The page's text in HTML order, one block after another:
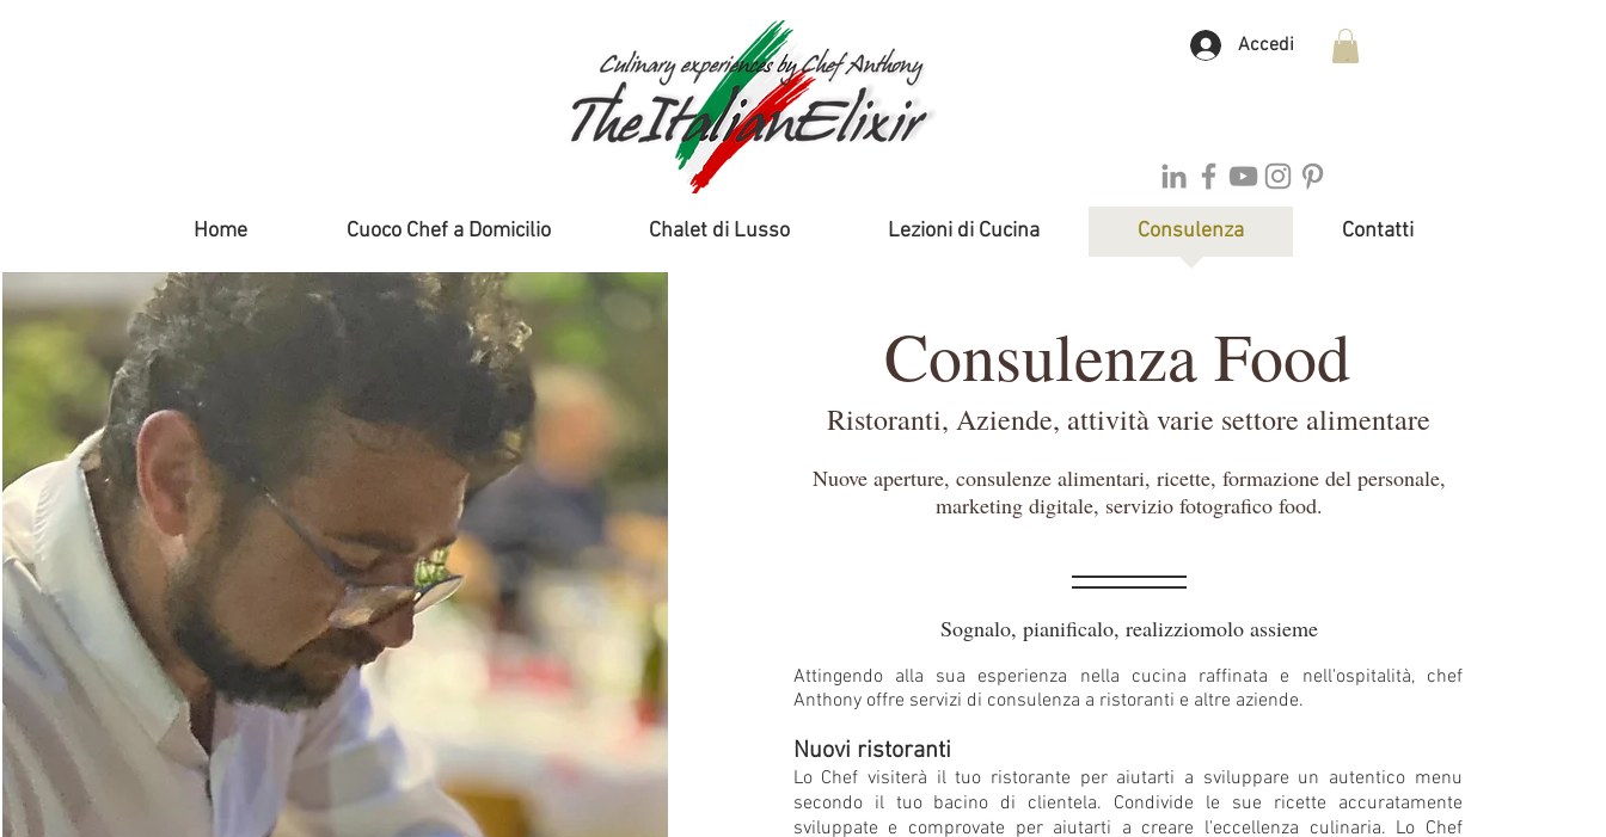
Accedi
Home Cuoco Chef a Domicilio Chalet di Lusso Lezioni di Cucina Consulenza Contatti
Consulenza Food
Ristoranti, Aziende, attività varie settore alimentare
Nuove aperture, consulenze alimentari, ricette, formazione del personale,
marketing digitale, servizio fotografico food.
Sognalo, pianificalo, realizziomolo assieme
Attingendo alla sua esperienza nella cucina raffinata e nell'ospitalità, chef
Anthony offre servizi di consulenza a ristoranti e altre aziende.
Nuovi ristoranti
Lo Chef visiterà il tuo ristorante per aiutarti a sviluppare un autentico menu
secondo il tuo bacino di clientela. Condivide le sue ricette accuratamente
sviluppate e comprovate per aiutarti a creare l'eccellenza culinaria. Lo Chef